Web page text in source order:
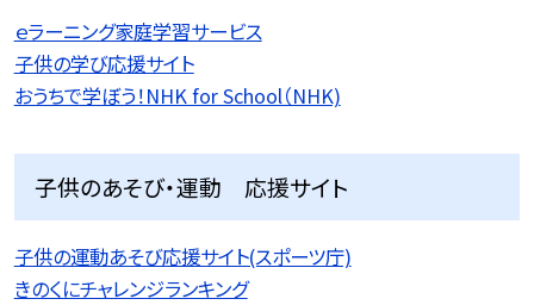
ｅラーニング家庭学習サービス
子供の学び応援サイト
おうちで学ぼう！NHK for School（NHK)
子供のあそび・運動 応援サイト
子供の運動あそび応援サイト(スポーツ庁)
きのくにチャレンジランキング